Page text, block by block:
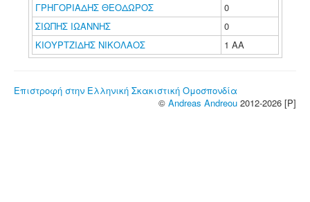
ΓΡΗΓΟΡΙΑΔΗΣ ΘΕΟΔΩΡΟΣ
0
ΣΙΩΠΗΣ ΙΩΑΝΝΗΣ
0
ΚΙΟΥΡΤΖΙΔΗΣ ΝΙΚΟΛΑΟΣ
1 ΑΑ
Επιστροφή στην Ελληνική Σκακιστική Ομοσπονδία
© Andreas Andreou 2012-2026 [P]